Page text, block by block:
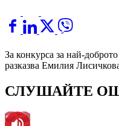
За конкурса за най-
разказва Емилия
СЛУШАЙТЕ